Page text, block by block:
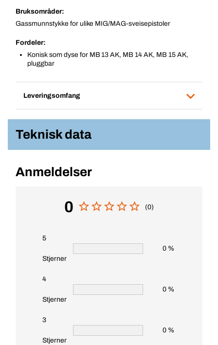
Bruksområder:
Gassmunnstykke for ulike MIG/MAG-sveisepistoler
Fordeler:
Konisk som dyse for MB 13 AK, MB 14 AK, MB 15 AK,
pluggbar
Leveringsomfang
Teknisk data
Anmeldelser
0 (0)
5
Stjerner
0 %
4
Stjerner
0 %
3
Stjerner
0 %